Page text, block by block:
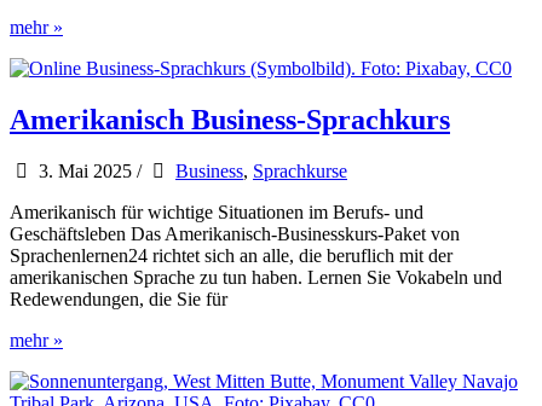
Amerikanisch
Flirten
Liebe
mehr »
Amerikanisch Business-Sprachkurs
3. Mai 2025 / Business, Sprachkurse
Amerikanisch für wichtige Situationen im Berufs- und
Geschäftsleben Das Amerikanisch-Businesskurs-Paket von
Sprachenlernen24 richtet sich an alle, die beruflich mit der
amerikanischen Sprache zu tun haben. Lernen Sie Vokabeln und
Redewendungen, die Sie für
Amerikanisch
Sprachkurs
mehr »